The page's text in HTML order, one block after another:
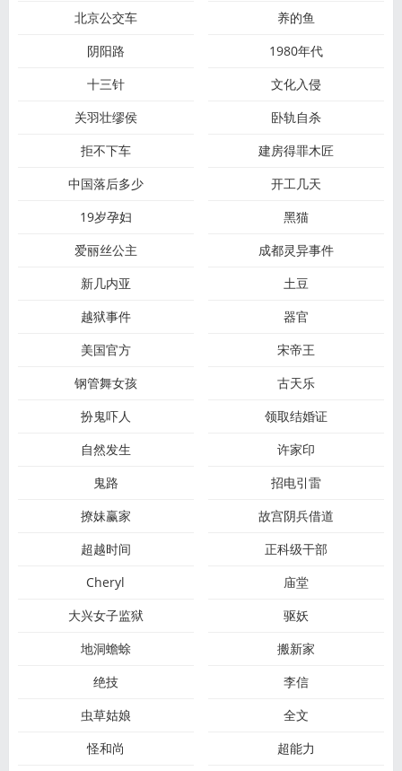
北京公交车
养的鱼
阴阳路
1980年代
十三针
文化入侵
关羽壮缪侯
卧轨自杀
拒不下车
建房得罪木匠
中国落后多少
开工几天
19岁孕妇
黑猫
爱丽丝公主
成都灵异事件
新几内亚
土豆
越狱事件
器官
美国官方
宋帝王
钢管舞女孩
古天乐
扮鬼吓人
领取结婚证
自然发生
许家印
鬼路
招电引雷
撩妹赢家
故宫阴兵借道
超越时间
正科级干部
Cheryl
庙堂
大兴女子监狱
驱妖
地洞蟾蜍
搬新家
绝技
李信
虫草姑娘
全文
怪和尚
超能力